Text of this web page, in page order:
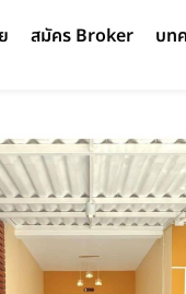
สมัคร Broker บท